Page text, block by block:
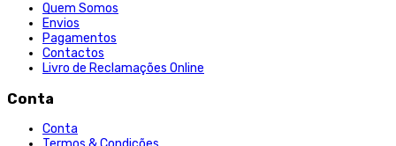
Quem Somos
Envios
Pagamentos
Contactos
Livro de Reclamações Online
Conta
Conta